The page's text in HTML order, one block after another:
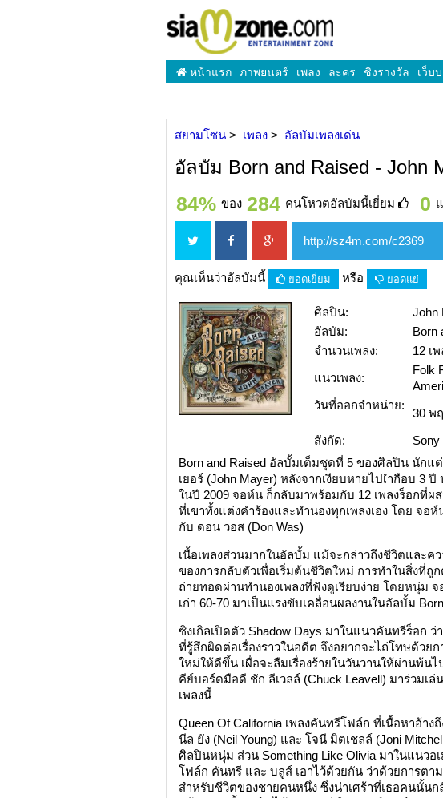
หน้าแรก ภาพยนตร์ เพลง ละคร ชิงรางวัล เว็บ
สยามโซน เพลง อัลบัมเพลงเด่น
อัลบัม Born and Raised - John
84% ของ 284 คนโหวตอัลบัมนี้เยี่ยม 0
คุณเห็นว่าอัลบัมนี้ ยอดเยี่ยม หรือ ยอดแย่
ศิลปิน:
John
อัลบัม:
Born
จำนวนเพลง:
12 เ
แนวเพลง:
Folk
วันที่ออกจำหน่าย:
30 พ
สังกัด:
Sony
Born and Raised อัลบั้มเต็มชุดที่ 5 ของศิลปิน นักแ
เยอร์ (John Mayer) หลังจากเงียบหายไปเำกือบ 3
ในปี 2009 จอห์น ก็กลับมาพร้อมกับ 12 เพลงร็อกที่
ที่เขาทั้งแต่งคำร้องและทำนองทุกเพลงเอง โดย จอ
กับ ดอน วอส (Don Was)
เนื้อเพลงส่วนมากในอัลบั้ม แม้จะกล่าวถึงชีวิตและค
ของการกลับตัวเพื่อเริ่มต้นชีวิตใหม่ การทำในสิ่งที่ถู
ถ่ายทอดผ่านทำนองเพลงที่ฟังดูเรียบง่าย โดยหนุ่ม
เก่า 60-70 มาเป็นแรงขับเคลื่อนผลงานในอัลบั้ม
ซิงเกิลเปิดตัว Shadow Days มาในแนวคันทรีร็อก
ที่รู้สึกผิดต่อเรื่องราวในอดีต จึงอยากจะไถ่โทษด้วย
ใหม่ให้ดีขึ้น เผื่อจะลืมเรื่องร้ายในวันวานให้ผ่านพ้น
คีย์บอร์ดมือดี ชัก ลีเวลล์ (Chuck Leavell) มาร่วมเ
เพลงนี้
Queen Of California เพลงคันทรีโฟล์ก ที่เนื้อหาอ้า
นีล ยัง (Neil Young) และ โจนี มิตเชลล์ (Joni
ศิลปินหนุ่ม ส่วน Something Like Olivia มาในแนวอ
โฟล์ก คันทรี และ บลูส์ เอาไว้ด้วยกัน ว่าด้วยการต
สำหรับชีวิตของชายคนหนึ่ง ซึ่งน่าเศร้าที่เธอคนนั้น